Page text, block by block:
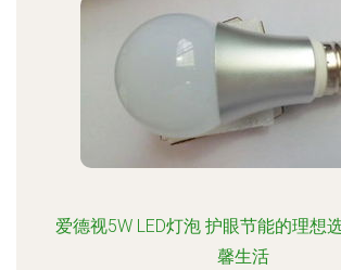
爱德视5W LED灯泡 护眼节能的理想
馨生活